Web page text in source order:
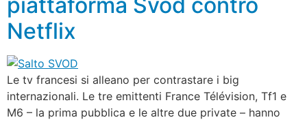
Netflix
Le tv francesi si alleano per contrastare i big
internazionali. Le tre emittenti France Télévision, Tf1 e
M6 – la prima pubblica e le altre due private – hanno